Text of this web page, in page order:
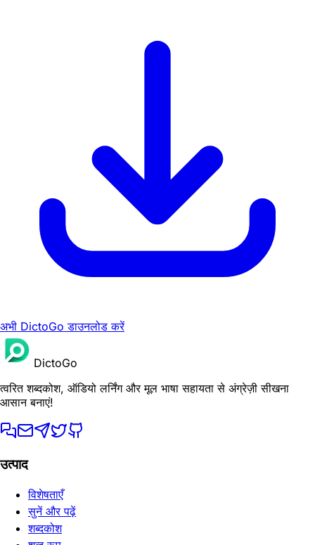
अभी DictoGo डाउनलोड करें
DictoGo
त्वरित शब्दकोश, ऑडियो लर्निंग और मूल भाषा सहायता से अंग्रेज़ी सीखना
आसान बनाएं!
उत्पाद
विशेषताएँ
सुनें और पढ़ें
शब्दकोश